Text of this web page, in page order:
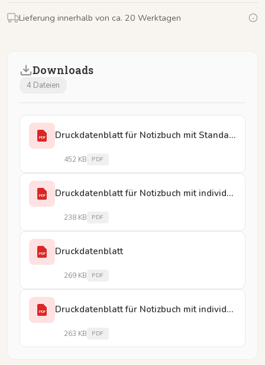
Lieferung innerhalb von ca. 20 Werktagen
Downloads
4 Dateien
PDF Druckdatenblatt für Notizbuch mit Standard-Inhaltsseiten
452 KB PDF
PDF Druckdatenblatt für Notizbuch mit individuellen Inhaltsseiten
238 KB PDF
PDF Druckdatenblatt
269 KB PDF
PDF Druckdatenblatt für Notizbuch mit individuellen Inhaltsseiten und Gummiband
263 KB PDF